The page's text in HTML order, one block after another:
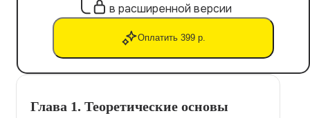
в расширенной версии
Оплатить 399 р.
Глава 1. Теоретические основы